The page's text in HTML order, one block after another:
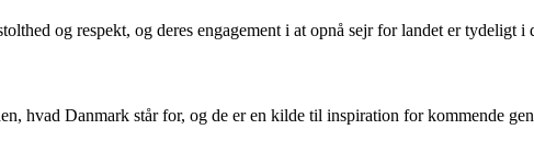
og respekt, og deres engagement i at opnå sejr for landet er tydeligt i
hvad Danmark står for, og de er en kilde til inspiration for kommende